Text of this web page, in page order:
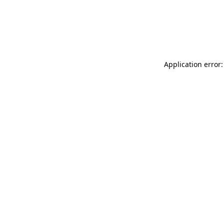
Application